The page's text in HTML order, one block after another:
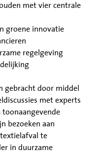
met vier centrale
groene innovatie
regelgeving
gebracht door middel
met experts
toonaangevende
bezoeken aan
te
in duurzame